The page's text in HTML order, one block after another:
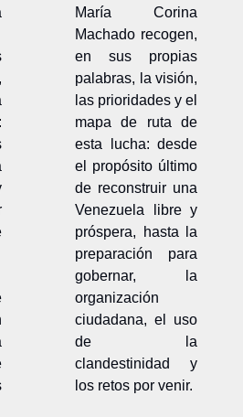
María Corina
Machado recogen,
en sus propias
palabras, la visión,
las prioridades y el
mapa de ruta de
esta lucha: desde
el propósito último
de reconstruir una
Venezuela libre y
próspera, hasta la
preparación para
gobernar, la
organización
ciudadana, el uso
de la
clandestinidad y
los retos por venir.